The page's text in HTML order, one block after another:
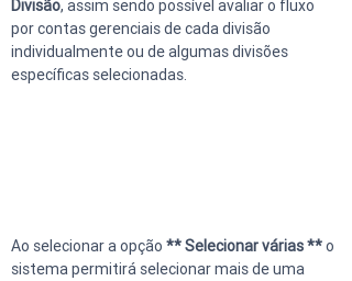
Divisão, assim sendo possível avaliar o fluxo
por contas gerenciais de cada divisão
individualmente ou de algumas divisões
específicas selecionadas.
Ao selecionar a opção ** Selecionar várias ** o
sistema permitirá selecionar mais de uma